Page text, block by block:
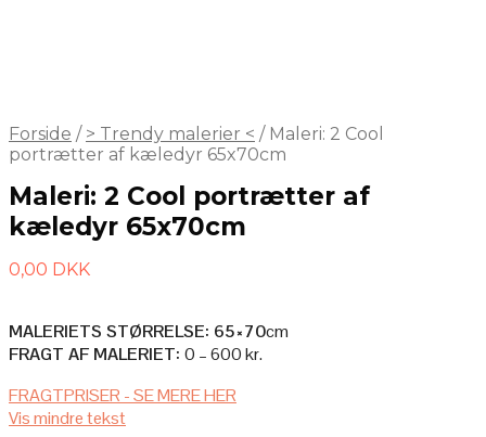
Forside / > Trendy malerier < /Maleri: 2 Cool
portrætter af kæledyr 65x70cm
Maleri: 2 Cool portrætter af
kæledyr 65x70cm
0,00 DKK
MALERIETS STØRRELSE: 65×70cm
FRAGT AF MALERIET: 0 – 600 kr.
AFHENTNING I ATELIET
Afhenter du selv maleriet i ateliet, så er det selvfølgelig helt gratis.
FRAGTPRISER - SE MERE HER
Vis mindre tekst